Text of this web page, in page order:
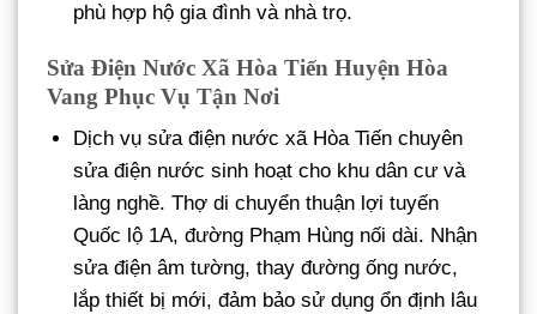
phù hợp hộ gia đình và nhà trọ.
Sửa Điện Nước Xã Hòa Tiến Huyện Hòa
Vang Phục Vụ Tận Nơi
Dịch vụ sửa điện nước xã Hòa Tiến chuyên
sửa điện nước sinh hoạt cho khu dân cư và
làng nghề. Thợ di chuyển thuận lợi tuyến
Quốc lộ 1A, đường Phạm Hùng nối dài. Nhận
sửa điện âm tường, thay đường ống nước,
lắp thiết bị mới, đảm bảo sử dụng ổn định lâu